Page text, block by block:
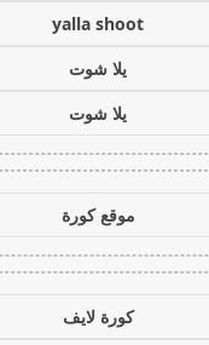
yalla shoot
يلا شوت
يلا شوت
موقع كورة
كورة لايف